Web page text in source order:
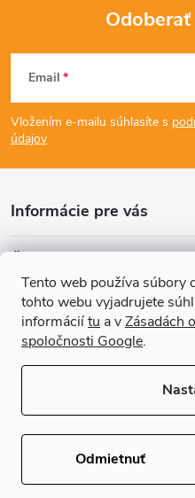
Tento web používa súbory
tohto webu vyjadrujete
informáciítu a vZásadách
spoločnosti Google.
Odmietnuť
Z
á
p
ä
t
Email
Vložením e-mailu súhlasíte s
údajov
Informácie pre vás
Prijímame online platby
Copyright 2026REGALS.sk.